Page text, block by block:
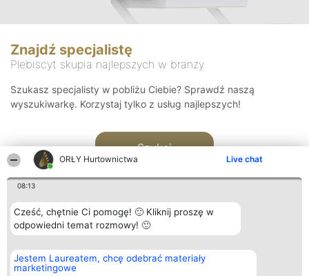
ORŁY Hurtownictwa Live chat
08:13
Cześć, chętnie Ci pomogę! 🙂 Kliknij proszę w
odpowiedni temat rozmowy! 🙂
Jestem Laureatem, chcę odebrać materiały
marketingowe
Znajdź specjalistę
Plebiscyt skupia najlepszych w branży
Szukasz specjalisty w pobliżu Ciebie? Sprawdź naszą
wyszukiwarkę. Korzystaj tylko z usług najlepszych!
Szukaj
Organizator plebiscytu
Bright Side Solutions sp. z o.
o. sp. k.
Plebiscyt
Laureaci
Kontakt
Kontakt